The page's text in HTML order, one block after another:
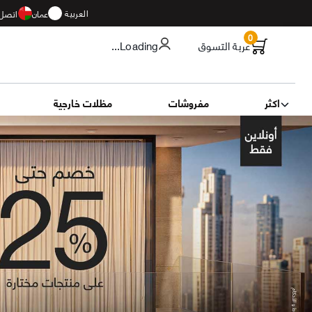
عمان العربية
...Loading عربة التسوق0
مظلات خارجية مفروشات اكثر